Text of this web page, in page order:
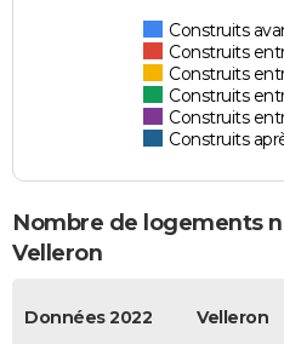
Construits
Construits
Construits
Construits
Construits
Construits
Nombre de logements
Velleron
Données 2022 Velleron